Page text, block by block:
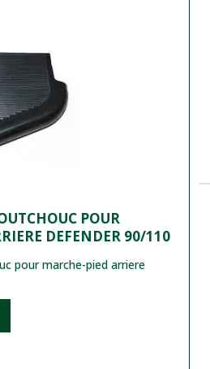
POUR
DEFENDER 90/110
pour marche-pied arriere